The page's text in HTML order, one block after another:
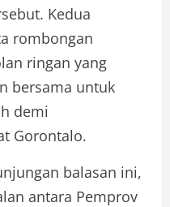
Kedua
rombongan
ringan yang
bersama untuk
demi
Gorontalo.
balasan ini,
antara Pemprov